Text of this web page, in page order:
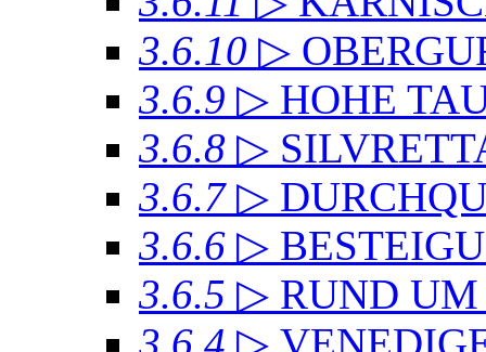
3.6.10 ▷
3.6.9 ▷ HOHE
3.6.8 ▷
3.6.7 ▷
3.6.6 ▷
3.6.5 ▷ RUND
3.6.4 ▷